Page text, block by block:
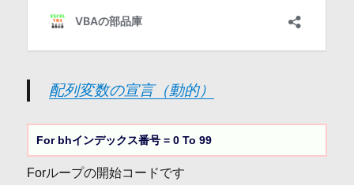
配列変数の宣言（動的）
For bhインデックス番号 = 0 To 99
Forループの開始コードです